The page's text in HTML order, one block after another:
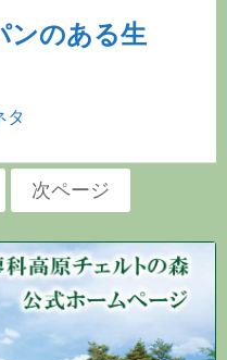
ンのある生
タ
次ページ